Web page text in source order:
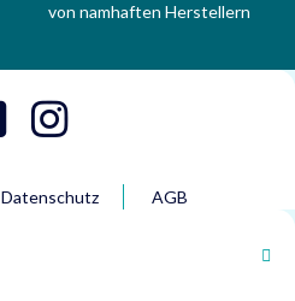
von namhaften Herstellern
Datenschutz AGB